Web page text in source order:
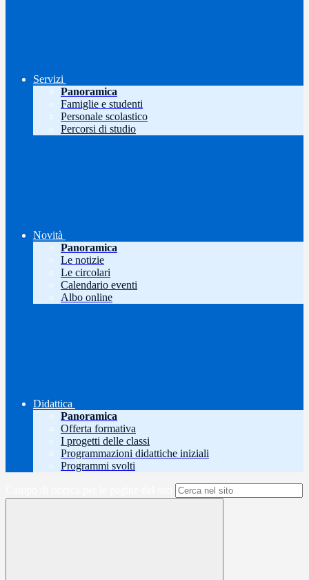
Servizi
Panoramica
Famiglie e studenti
Personale scolastico
Percorsi di studio
Novità
Panoramica
Le notizie
Le circolari
Calendario eventi
Albo online
Didattica
Panoramica
Offerta formativa
I progetti delle classi
Programmazioni didattiche iniziali
Programmi svolti